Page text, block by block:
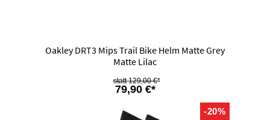
Oakley DRT3 Mips Trail Bike Helm Matte Grey
Matte Lilac
79,90 €*
129,00 €*
-20%